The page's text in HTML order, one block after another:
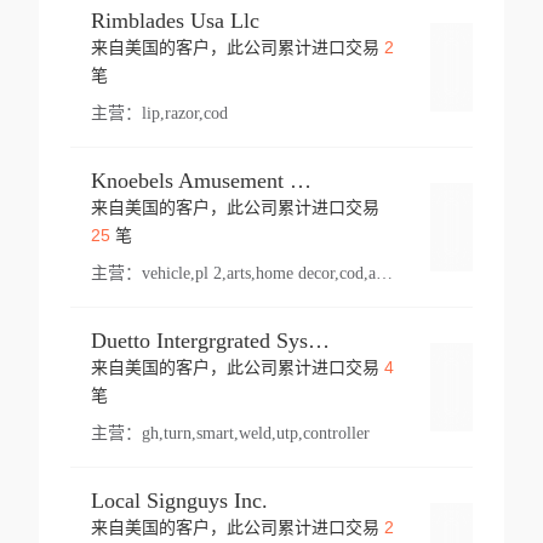
Rimblades Usa Llc
来自美国的客户，此公司累计进口交易 2
笔
主营： lip,razor,cod
Knoebels Amusement Resort
来自美国的客户，此公司累计进口交易
25笔
主营： vehicle,pl 2,arts,home decor,cod,amusement ride,sea
Duetto Intergrgrated Systems Inc.
来自美国的客户，此公司累计进口交易 4
笔
主营： gh,turn,smart,weld,utp,controller
Local Signguys Inc.
来自美国的客户，此公司累计进口交易 2